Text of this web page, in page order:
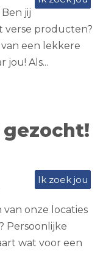
jij
verse producten?
een lekkere
jou! Als...
Ik zoek jou
onze locaties
Persoonlijke
wat voor een